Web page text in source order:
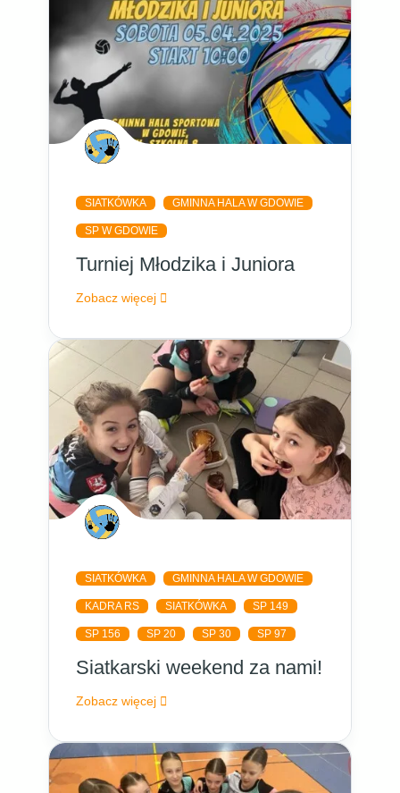
SIATKÓWKA GMINNA HALA W GDOWIE
SP W GDOWIE
Turniej Młodzika i Juniora
Zobacz więcej
SIATKÓWKA GMINNA HALA W GDOWIE
KADRA RS SIATKÓWKA SP 149
SP 156 SP 20 SP 30 SP 97
Siatkarski weekend za nami!
Zobacz więcej